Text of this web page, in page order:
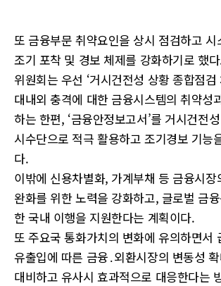
또 금융부문 취약요인을 상시 점검하고 시
조기 포착 및 경보 체제를 강화하기로 했
위원회는 우선 ‘거시건전성 상황 종합점검
대내외 충격에 대한 금융시스템의 취약성
하는 한편, ‘금융안정보고서’를 거시건전
시수단으로 적극 활용하고 조기경보 기능
다.
이밖에 신용차별화, 가계부채 등 금융시장
완화를 위한 노력을 강화하고, 글로벌 금
한 국내 이행을 지원한다는 계획이다.
또 주요국 통화가치의 변화에 유의하면서
유출입에 따른 금융․외환시장의 변동성
대비하고 유사시 효과적으로 대응한다는